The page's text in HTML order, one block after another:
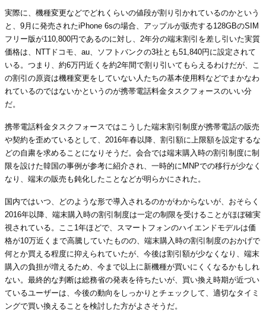
実際に、機種変更などでどれくらいの値段が割り引かれているのかという
と、9月に発売されたiPhone 6sの場合、アップルが販売する128GBのSIM
フリー版が110,800円であるのに対し、2年分の端末割引を差し引いた実質
価格は、NTTドコモ、au、ソフトバンクの3社とも51,840円に設定されて
いる。つまり、約6万円近くを約2年間で割り引いてもらえるわけだが、こ
の割引の原資は機種変更をしていない人たちの基本使用料などでまかなわ
れているのではないかというのが携帯電話料金タスクフォースのいい分
だ。
携帯電話料金タスクフォースではこうした端末割引制度が携帯電話の販売
や契約を歪めているとして、2016年春以降、割引額に上限額を設定するな
どの自粛を求めることになりそうだ。会合では端末購入時の割引制度に制
限を設けた韓国の事例が参考に紹介され、一時的にMNPでの移行が少なく
なり、端末の販売も鈍化したことなどが明らかにされた。
国内ではいつ、どのような形で導入されるのかがわからないが、おそらく
2016年以降、端末購入時の割引制度は一定の制限を受けることがほぼ確実
視されている。ここ1年ほどで、スマートフォンのハイエンドモデルは価
格が10万近くまで高騰していたものの、端末購入時の割引制度のおかげで
何とか買える程度に抑えられていたが、今後は割引額が少なくなり、端末
購入の負担が増えるため、今まで以上に新機種が買いにくくなるかもしれ
ない。最終的な判断は総務省の発表を待ちたいが、買い換え時期が近づい
ているユーザーは、今後の動向をしっかりとチェックして、適切なタイミ
ングで買い換えることを検討した方がよさそうだ。